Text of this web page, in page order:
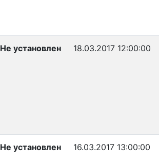
Не установлен 18.03.2017 12:00:00
Не установлен 16.03.2017 13:00:00